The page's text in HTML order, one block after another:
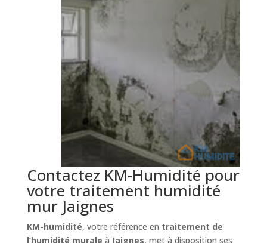
Contactez KM-Humidité pour
votre traitement humidité
mur Jaignes
KM-humidité, votre référence en traitement de
l’humidité murale à Jaignes, met à disposition ses